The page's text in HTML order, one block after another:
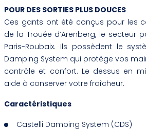
POUR DES SORTIES PLUS DOUCES
Ces gants ont été conçus pour les
de la Trouée d’Arenberg, le secteur
Paris-Roubaix. Ils possèdent le
Damping System qui protège vos
contrôle et confort. Le dessus en
aide à conserver votre fraîcheur.
Caractéristiques
Castelli Damping System (CDS)